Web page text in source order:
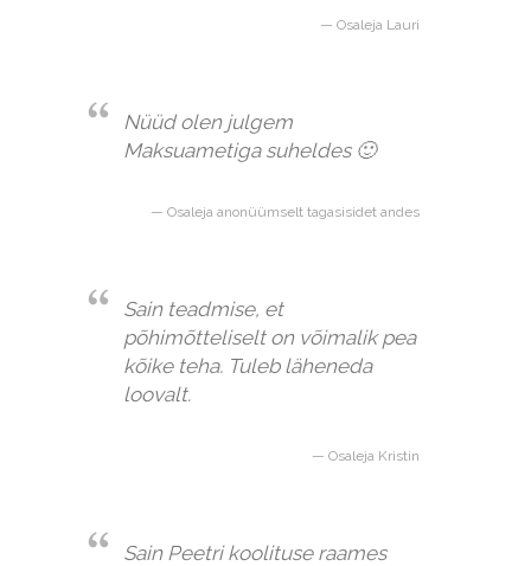
Osaleja Lauri
Nüüd olen julgem
Maksuametiga suheldes 🙂
Osaleja anonüümselt tagasisidet andes
Sain teadmise, et
põhimõtteliselt on võimalik pea
kõike teha. Tuleb läheneda
loovalt.
Osaleja Kristin
Sain Peetri koolituse raames